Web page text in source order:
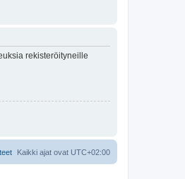
rekisteröityneille
Kaikki ajat ovat UTC+02:00